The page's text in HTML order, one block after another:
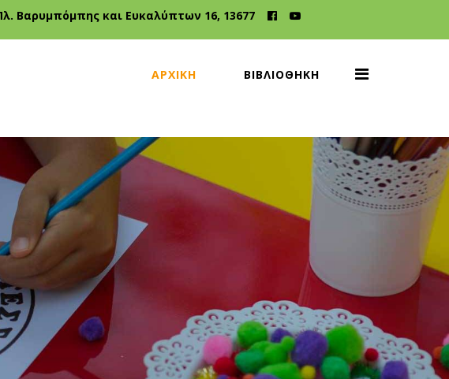
Βαρυμπόμπης και Ευκαλύπτων 16, 13677
ΑΡΧΙΚΉ ΒΙΒΛΙΟΘΉΚΗ